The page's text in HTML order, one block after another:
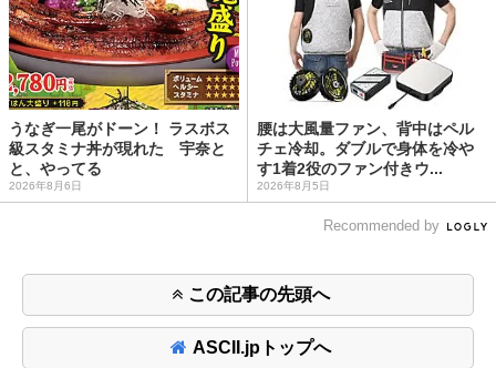
うなぎ一尾がドーン！ ラスボス
級スタミナ丼が現れた 宇奈と
と、やってる
2026年8月6日
腰は大風量ファン、背中はペル
チェ冷却。ダブルで身体を冷や
す1着2役のファン付きウ...
2026年8月5日
Recommended by
この記事の先頭へ
ASCII.jpトップへ